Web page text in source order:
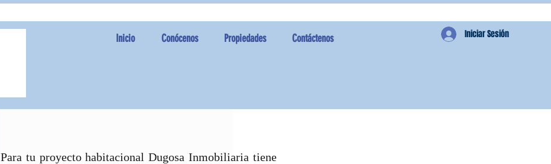
Iniciar Sesión
Inicio Conócenos Propiedades Contáctenos
Para tu proyecto habitacional Dugosa Inmobiliaria tiene